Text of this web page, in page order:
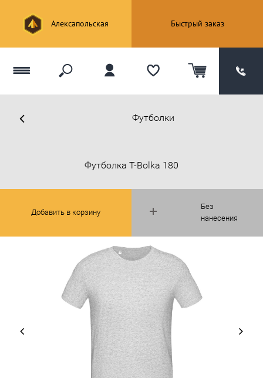
Алексапольская Быстрый заказ
Футболки
Без
нанесения
Футболка T-Bolka 180
Добавить в корзину